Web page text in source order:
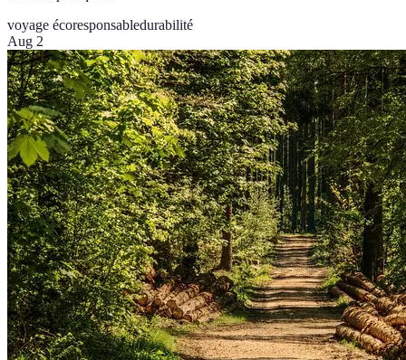
voyage écoresponsabledurabilité
Aug 2